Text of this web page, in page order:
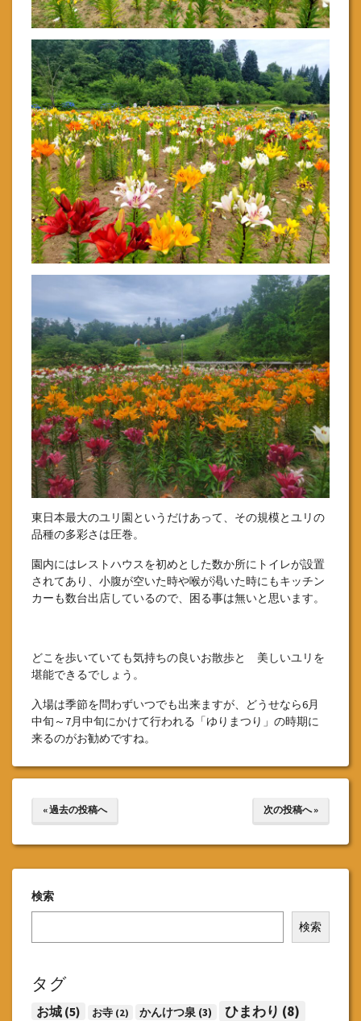
東日本最大のユリ園というだけあって、その規模とユリの
品種の多彩さは圧巻。
園内にはレストハウスを初めとした数か所にトイレが設置
されてあり、小腹が空いた時や喉が渇いた時にもキッチン
カーも数台出店しているので、困る事は無いと思います。
どこを歩いていても気持ちの良いお散歩と 美しいユリを
堪能できるでしょう。
入場は季節を問わずいつでも出来ますが、どうせなら6月
中旬～7月中旬にかけて行われる「ゆりまつり」の時期に
来るのがお勧めですね。
« 過去の投稿へ 次の投稿へ »
検索
検索
タグ
お城 (5) お寺(2) かんけつ泉 (3) ひまわり (8)